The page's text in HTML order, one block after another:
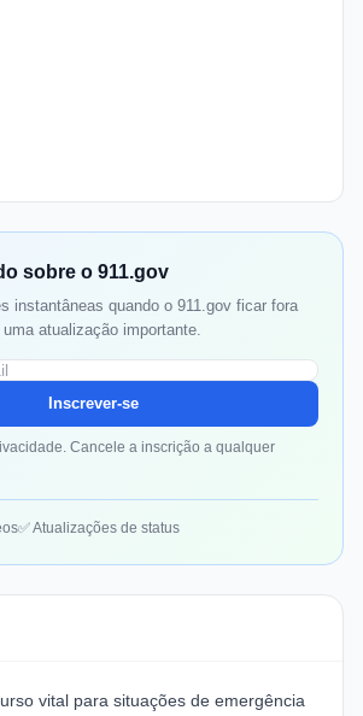
sobre o 911.gov
instantâneas quando o 911.gov ficar fora
atualização importante.
Inscrever-se
Cancele a inscrição a qualquer
✅ Atualizações de status
vital para situações de emergência